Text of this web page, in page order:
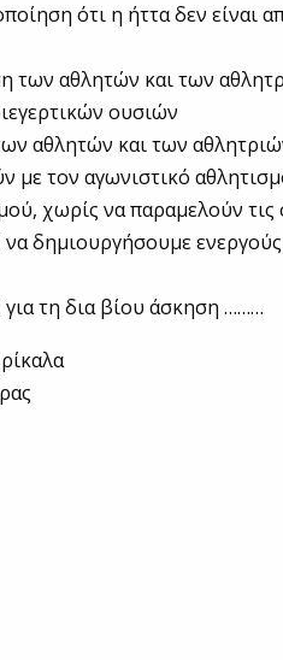
ότι η ήττα δεν είναι
των αθλητών και των
ουσιών
αθλητών και των
με τον αγωνιστικό
χωρίς να παραμελούν τις
δημιουργήσουμε
τη δια βίου άσκηση ………